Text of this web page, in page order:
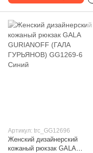
Артикул: trc_GG12696
Женский дизайнерский
кожаный рюкзак GALA